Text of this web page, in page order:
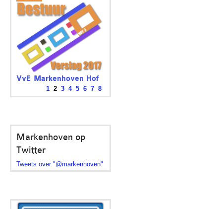
VvE Markenhoven Hof
Het was voor het bestuur een
1 2 3 4 5 6 7 8
Markenhoven op
Twitter
Tweets over "@markenhoven"